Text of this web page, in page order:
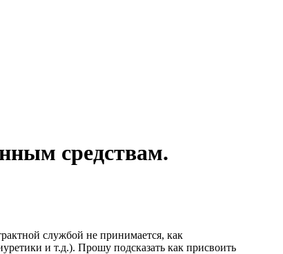
средствам.
службой не принимается, как
и т.д.). Прошу подсказать как присвоить